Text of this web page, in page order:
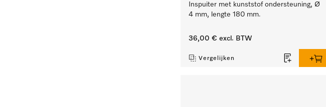
Inspuiter met kunststof ondersteuning, Ø
4 mm, lengte 180 mm.
36,00 € excl. BTW
Vergelijken